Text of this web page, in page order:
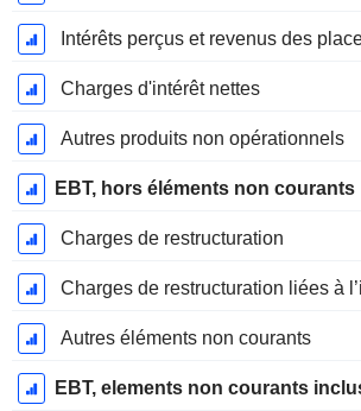
Intérêts perçus et revenus des
Charges d'intérêt nettes
Autres produits non opérationnels
EBT, hors éléments non courants
Charges de restructuration
Autres éléments non courants
EBT, elements non courants